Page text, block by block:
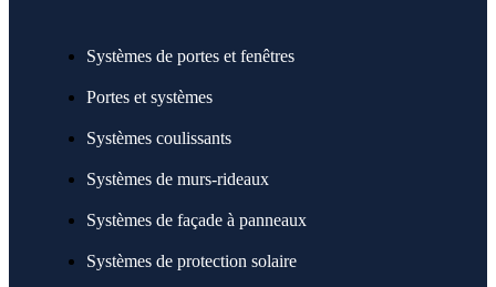
Systèmes de portes et fenêtres
Portes et systèmes
Systèmes coulissants
Systèmes de murs-rideaux
Systèmes de façade à panneaux
Systèmes de protection solaire